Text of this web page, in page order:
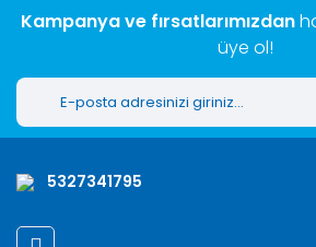
Ürün bilgilerinde hatalar bulunuyor.
Bu ürüne benzer farklı alternatifler olmalı.
Kampanya ve fırsatlarımızdan
üye ol!
5327341795